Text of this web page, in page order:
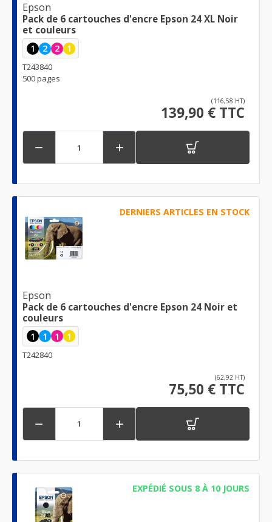
Epson
Pack de 6 cartouches d'encre Epson 24 XL Noir
et couleurs
1 2 2 1
T243840
500 pages
(116,58 HT)
139,90 € TTC
 
DERNIERS ARTICLES EN STOCK
Epson
Pack de 6 cartouches d'encre Epson 24 Noir et
couleurs
1 1 1 1
T242840
(62,92 HT)
75,50 € TTC
 
EXPÉDIÉ SOUS 8 À 10 JOURS